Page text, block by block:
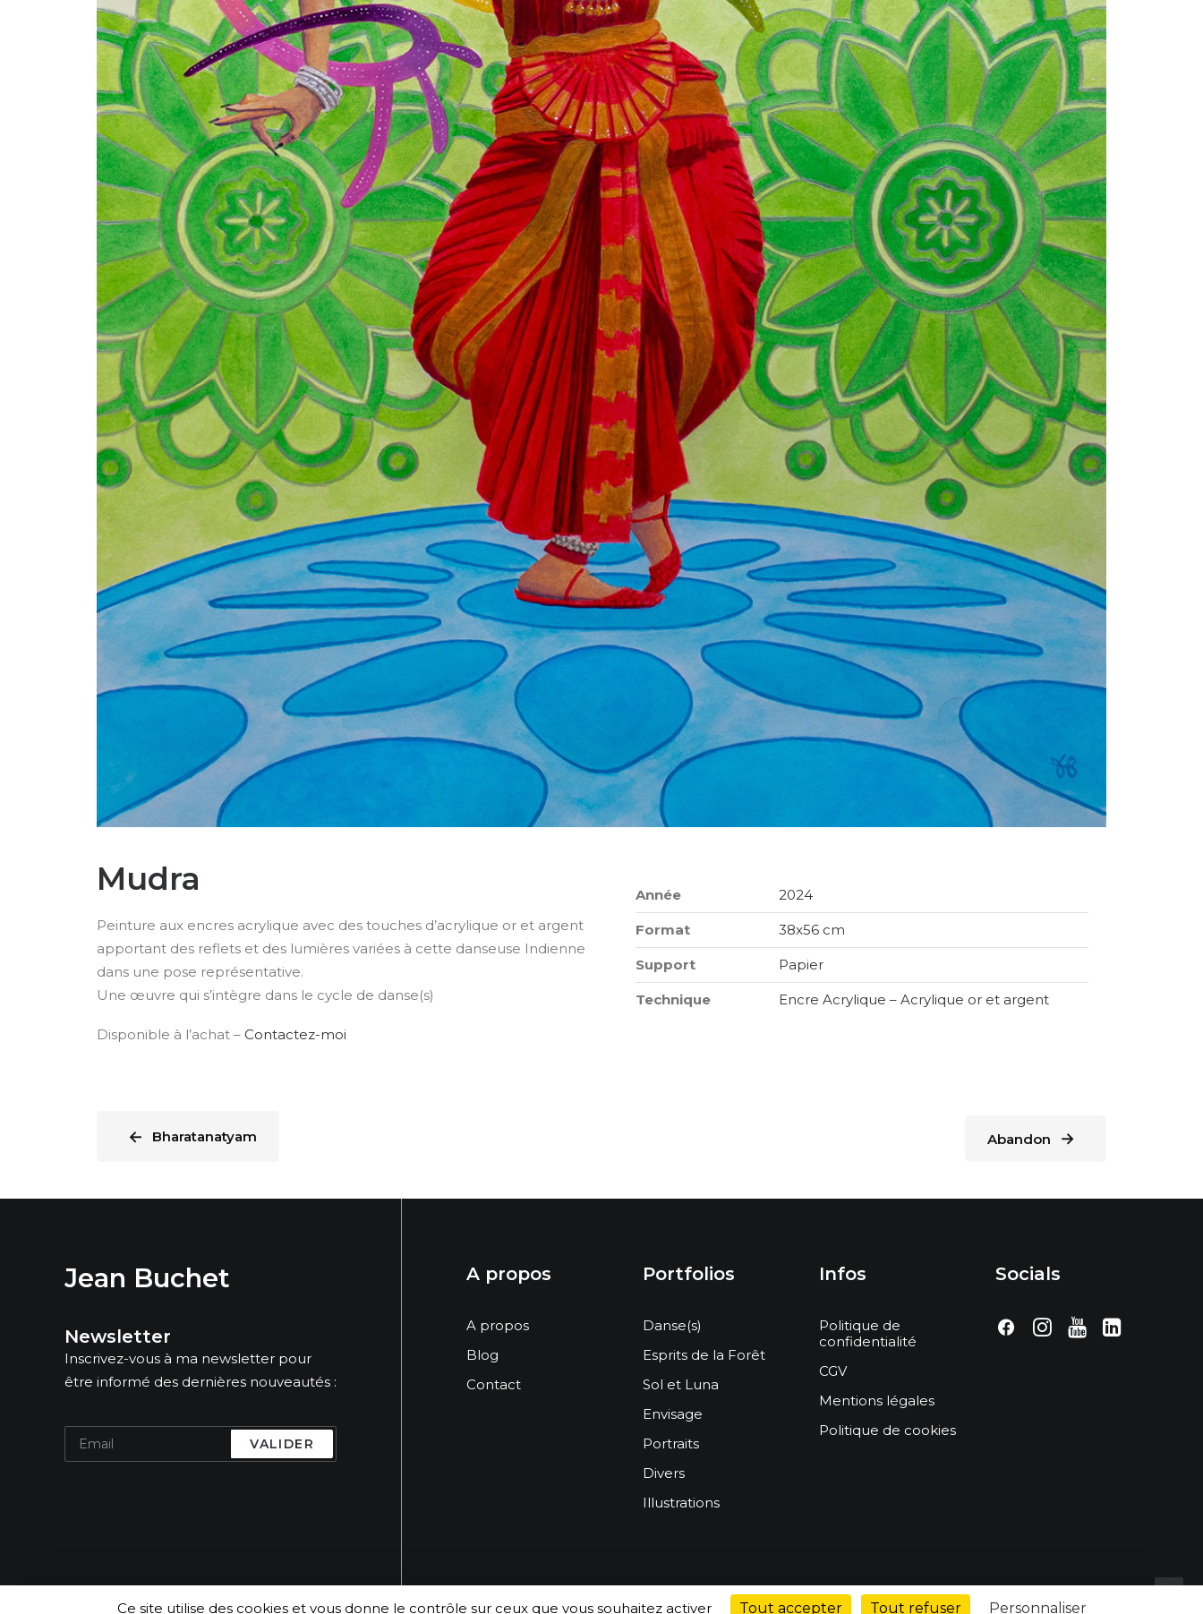
Ce site utilise des cookies et vous donne le contrôle sur ceux que vous souhaitez activer Tout accepter Tout refuser Personnaliser
Mudra
Peinture aux encres acrylique avec des touches d’acrylique or et argent
apportant des reflets et des lumières variées à cette danseuse Indienne
dans une pose représentative.
Une œuvre qui s’intègre dans le cycle de danse(s)
Disponible à l’achat – Contactez-moi
Année 2024
Format 38x56 cm
Support Papier
Technique Encre Acrylique – Acrylique or et argent
← Bharatanatyam Abandon →
Jean Buchet
Newsletter
Inscrivez-vous à ma newsletter pour
être informé des dernières nouveautés :
A propos
A propos
Blog
Contact
Portfolios
Danse(s)
Esprits de la Forêt
Sol et Luna
Envisage
Portraits
Divers
Illustrations
Infos
Politique de
confidentialité
CGV
Mentions légales
Politique de cookies
Socials